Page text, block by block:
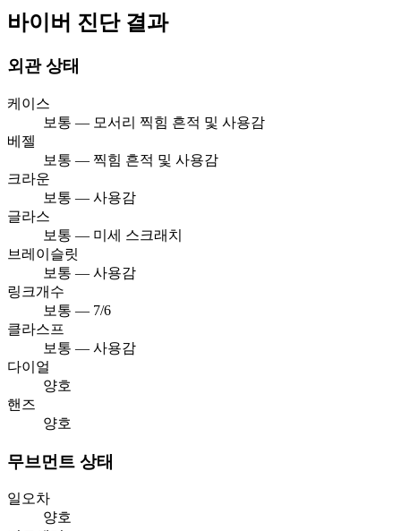
바이버 진단 결과
외관 상태
케이스
보통 — 모서리 찍힘 흔적 및 사용감
베젤
보통 — 찍힘 흔적 및 사용감
크라운
보통 — 사용감
글라스
보통 — 미세 스크래치
브레이슬릿
보통 — 사용감
링크개수
보통 — 7/6
클라스프
보통 — 사용감
다이얼
양호
핸즈
양호
무브먼트 상태
일오차
양호